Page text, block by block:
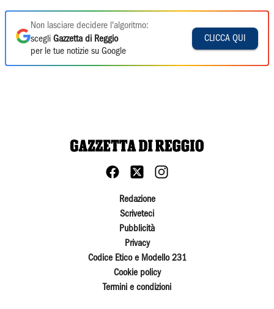
Non lasciare decidere l'algoritmo:
scegli Gazzetta di Reggio
per le tue notizie su Google
CLICCA QUI
Redazione
Scriveteci
Pubblicità
Privacy
Codice Etico e Modello 231
Cookie policy
Termini e condizioni